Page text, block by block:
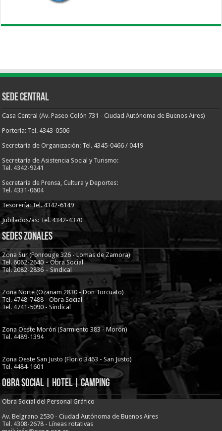
Sede Central
Casa Central (Av. Paseo Colón 731 - Ciudad Autónoma de Buenos Aires)
Portería: Tel. 4343-0506
Secretaría de Organización: Tel. 4345-0466 / 0419
Secretaría de Asistencia Social y Turismo:
Tel. 4342-9241
Secretaría de Prensa, Cultura y Deportes:
Tel. 4331-0604
Tesorería: Tel. 4342-6149
Jubilados/as: Tel. 4342-4370
Sedes Zonales
Zona Sur (Fonrouge 326 - Lomas de Zamora)
Tel. 6062-2640 – Obra Social
Tel. 2082-2836 – Sindical
Zona Norte (Ozanam 2830 - Don Torcuato)
Tel. 4748-7488 - Obra Social
Tel. 4741-5090 - Sindical
Zona Oeste Morón (Sarmiento 383 - Morón)
Tel. 4489-1394
Zona Oeste San Justo (Florio 3463 - San Justo)
Tel. 4484-1601
Obra Social | Hotel | Camping
Obra Social del Personal Gráfico
Av. Belgrano 2530 - Ciudad Autónoma de Buenos Aires
Tel. 4308-2678 - Líneas rotativas